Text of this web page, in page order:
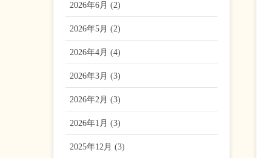
2026年6月 (2)
2026年5月 (2)
2026年4月 (4)
2026年3月 (3)
2026年2月 (3)
2026年1月 (3)
2025年12月 (3)